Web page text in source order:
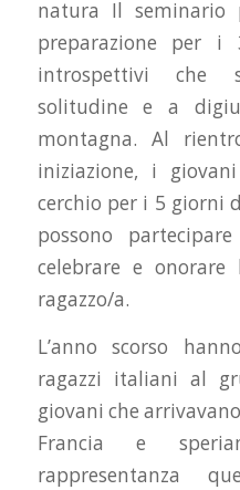
natura Il seminario
preparazione per
introspettivi che
solitudine e a
montagna. Al
iniziazione, i
cerchio per i 5 giorni
possono
celebrare e
ragazzo/a.
L’anno scorso
ragazzi italiani al
giovani che
Francia e
rappresentanza